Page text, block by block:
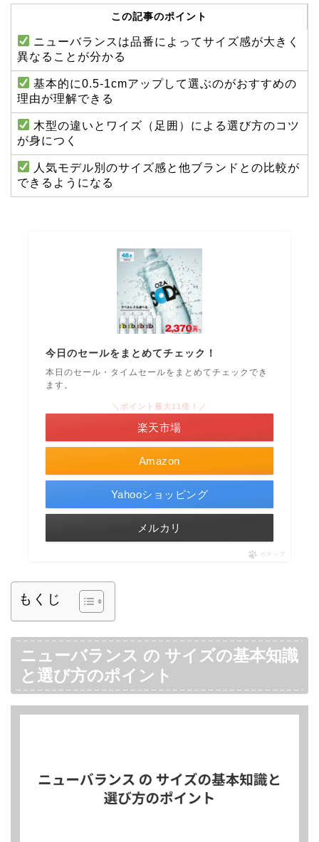
この記事のポイント
ニューバランスは品番によってサイズ感が大きく
異なることが分かる
基本的に0.5-1cmアップして選ぶのがおすすめの
理由が理解できる
木型の違いとワイズ（足囲）による選び方のコツ
が身につく
人気モデル別のサイズ感と他ブランドとの比較が
できるようになる
今日のセールをまとめてチェック！
本日のセール・タイムセールをまとめてチェックでき
ます。
Amazon
＼ポイント最大11倍！／
楽天市場
Yahooショッピング
メルカリ
ポチップ
もくじ
ニューバランス の サイズの基本知識
と選び方のポイント